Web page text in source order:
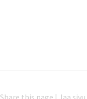
Share this page | Jaa sivu